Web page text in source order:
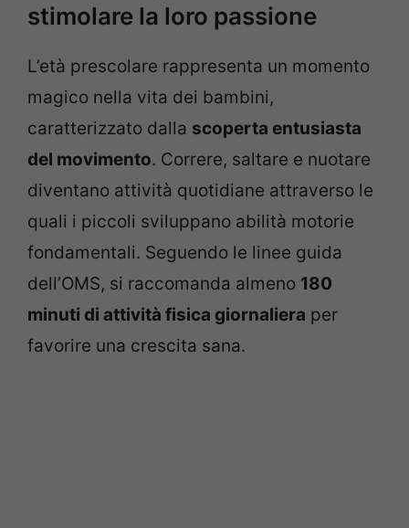
stimolare la loro passione
L’età prescolare rappresenta un momento
magico nella vita dei bambini,
caratterizzato dalla scoperta entusiasta
del movimento. Correre, saltare e nuotare
diventano attività quotidiane attraverso le
quali i piccoli sviluppano abilità motorie
fondamentali. Seguendo le linee guida
dell’OMS, si raccomanda almeno 180
minuti di attività fisica giornaliera per
favorire una crescita sana.